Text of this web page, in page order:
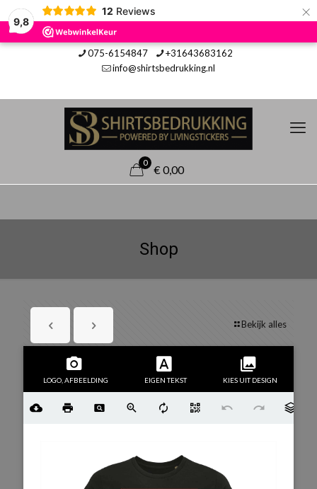
9,8
12 Reviews ×
075-6154847
+31643683162
info@shirtsbedrukking.nl
0
€ 0,00
Shop
Bekijk alles
LOGO, AFBEELDING EIGEN TEKST KIES UIT DESIGN